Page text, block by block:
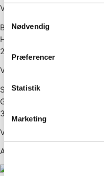
Nødvendig
Præferencer
Statistik
Marketing
Vagttelefon
Brdr. Jensen VVS
Hjortekærsvej 180
2800 Kgs. Lyngby
Vagttelefon
Solex VVS
Gl. Mejerivej 16
3050 Humlebæk
Vagttelefon
Annonce